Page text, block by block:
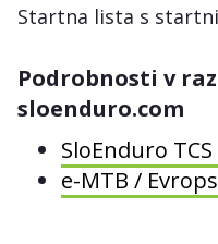
Startna lista s
Podrobnosti v
sloenduro.com
SloEnduro
e-MTB /